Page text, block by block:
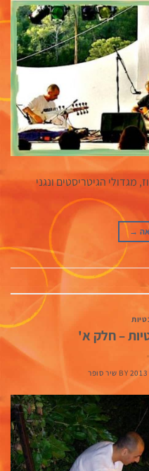
מגדולי הגיטריסטים ונגני
→
– חלק א'
BY שיר סופר